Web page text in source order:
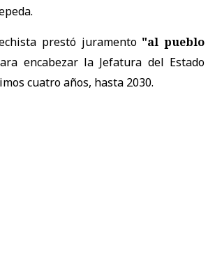
prestó juramento "al pueblo
encabezar la Jefatura del Estado
cuatro años, hasta 2030.